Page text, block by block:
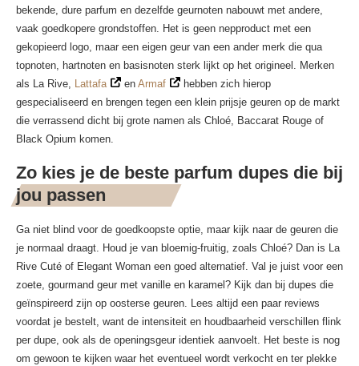
bekende, dure parfum en dezelfde geurnoten nabouwt met andere,
vaak goedkopere grondstoffen. Het is geen nepproduct met een
gekopieerd logo, maar een eigen geur van een ander merk die qua
topnoten, hartnoten en basisnoten sterk lijkt op het origineel. Merken
als La Rive, Lattafa en Armaf
hebben zich hierop
gespecialiseerd en brengen tegen een klein prijsje geuren op de markt
die verrassend dicht bij grote namen als Chloé, Baccarat Rouge of
Black Opium komen.
Zo kies je de beste parfum dupes die bij
jou passen
Ga niet blind voor de goedkoopste optie, maar kijk naar de geuren die
je normaal draagt. Houd je van bloemig-fruitig, zoals Chloé? Dan is La
Rive Cuté of Elegant Woman een goed alternatief. Val je juist voor een
zoete, gourmand geur met vanille en karamel? Kijk dan bij dupes die
geïnspireerd zijn op oosterse geuren. Lees altijd een paar reviews
voordat je bestelt, want de intensiteit en houdbaarheid verschillen flink
per dupe, ook als de openingsgeur identiek aanvoelt. Het beste is nog
om gewoon te kijken waar het eventueel wordt verkocht en ter plekke